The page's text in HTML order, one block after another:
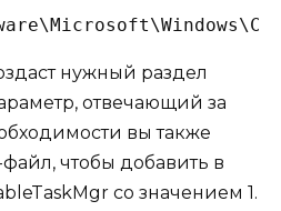
нужный раздел
отвечающий за
вы также
чтобы добавить в
со значением 1.